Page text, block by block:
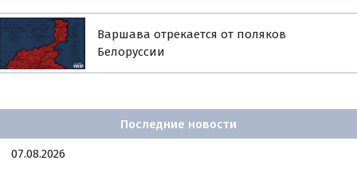
Варшава отрекается от поляков
Белоруссии
Последние новости
07.08.2026